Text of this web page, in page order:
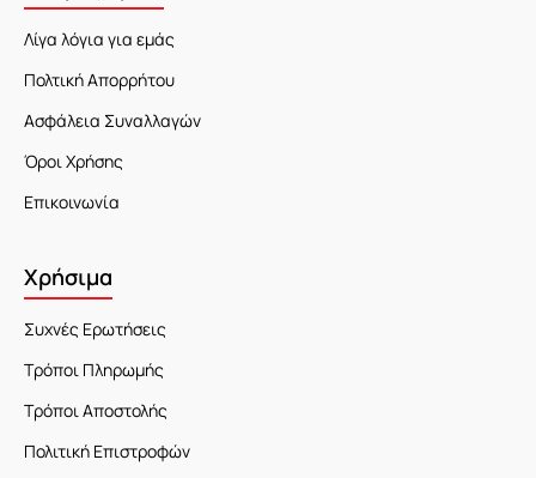
Λίγα λόγια για εμάς
Πολτική Απορρήτου
Ασφάλεια Συναλλαγών
Όροι Χρήσης
Επικοινωνία
Χρήσιμα
Συχνές Ερωτήσεις
Τρόποι Πληρωμής
Τρόποι Αποστολής
Πολιτική Επιστροφών